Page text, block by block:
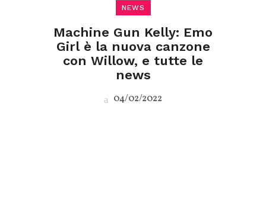
NEWS
Machine Gun Kelly: Emo
Girl è la nuova canzone
con Willow, e tutte le
news
04/02/2022